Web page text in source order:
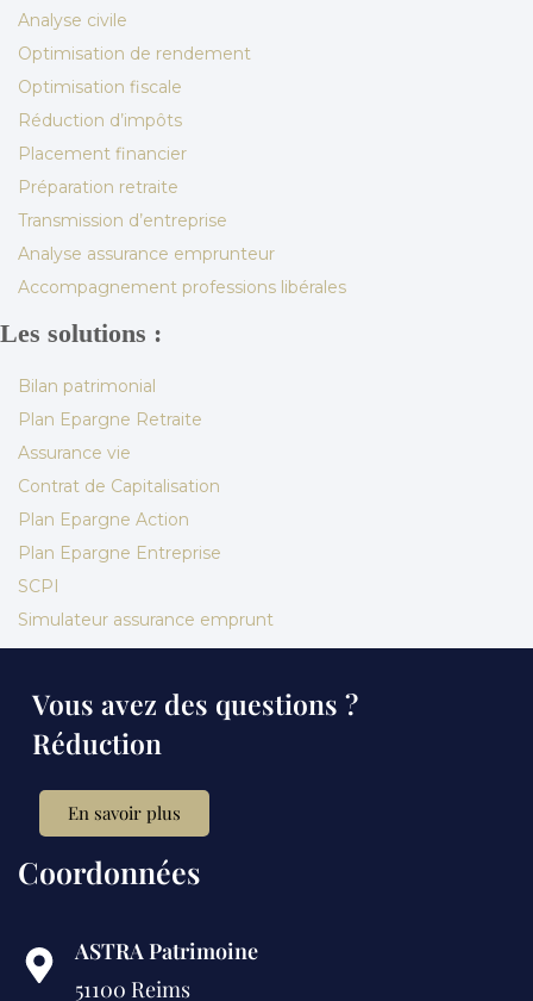
Analyse civile
Optimisation de rendement
Optimisation fiscale
Réduction d’impôts
Placement financier
Préparation retraite
Transmission d’entreprise
Analyse assurance emprunteur
Accompagnement professions libérales
Les solutions :
Bilan patrimonial
Plan Epargne Retraite
Assurance vie
Contrat de Capitalisation
Plan Epargne Action
Plan Epargne Entreprise
SCPI
Simulateur assurance emprunt
Vous avez des questions ?
Réduction
En savoir plus
Coordonnées
ASTRA Patrimoine
51100 Reims